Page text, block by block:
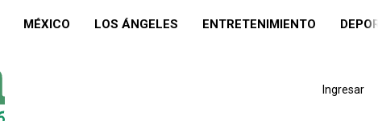
MÉXICO LOS ÁNGELES ENTRETENIMIENTO
Ingresar